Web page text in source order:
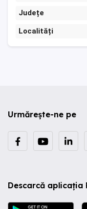
Județe
Localități
Urmărește-ne pe
Descarcă aplicația